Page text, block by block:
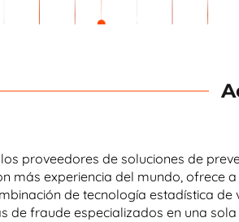
los proveedores de soluciones de
más experiencia del mundo, ofrece
de tecnología estadística de
de fraude especializados en una